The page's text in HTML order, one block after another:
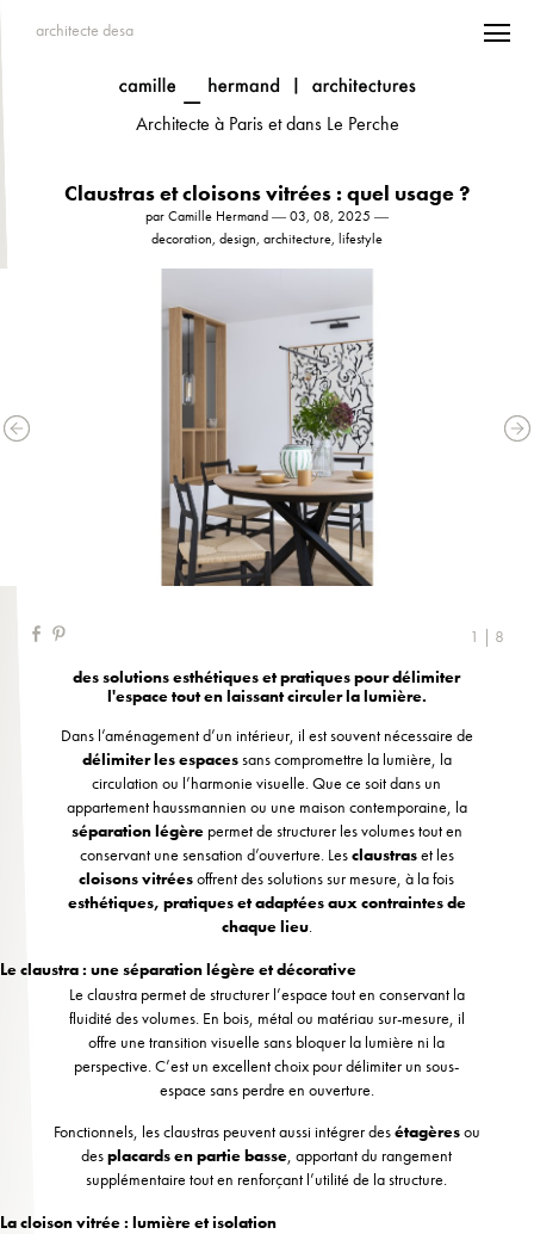
architecte desa
Architecte à Paris et dans Le Perche
Claustras et cloisons vitrées : quel usage ?
par Camille Hermand ― 03, 08, 2025 ―
decoration, design, architecture, lifestyle
1 | 8
des solutions esthétiques et pratiques pour délimiter
l'espace tout en laissant circuler la lumière.
Dans l’aménagement d’un intérieur, il est souvent nécessaire de
délimiter les espacessans compromettre la lumière, la
circulation ou l’harmonie visuelle. Que ce soit dans un
appartement haussmannien ou une maison contemporaine, la
séparation légèrepermet de structurer les volumes tout en
conservant une sensation d’ouverture. Lesclaustraset les
cloisons vitréesoffrent des solutions sur mesure, à la fois
esthétiques, pratiques et adaptées aux contraintes de
chaque lieu.
Le claustra : une séparation légère et décorative
Le claustra permet de structurer l’espace tout en conservant la
fluidité des volumes. En bois, métal ou matériau sur-mesure, il
offre une transition visuelle sans bloquer la lumière ni la
perspective. C’est un excellent choix pour délimiter un sous-
espace sans perdre en ouverture.
Fonctionnels, les claustras peuvent aussi intégrer desétagèresou
desplacards en partie basse, apportant du rangement
supplémentaire tout en renforçant l’utilité de la structure.
La cloison vitrée : lumière et isolation